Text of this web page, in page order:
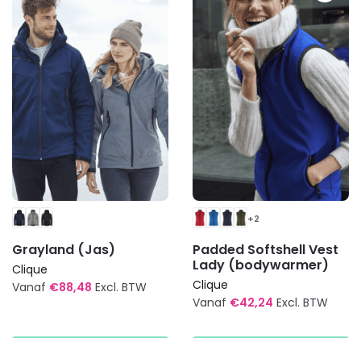
optie
kan
gekozen
worden
op
de
productpagina
gekozen
worden
op
de
productpagina
Grayland (Jas)
Clique
Vanaf €88,48 Excl. BTW
product
+2
Padded Softshell Vest
Lady (bodywarmer)
Clique
Vanaf €42,24 Excl. BTW